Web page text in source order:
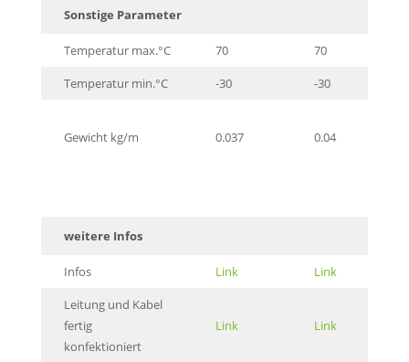
Sonstige Parameter
Temperatur max.°C 70
70
Temperatur min.°C
-30 -30
Gewicht kg/m 0.037 0.04
weitere Infos
Infos Link
Link
Leitung und Kabel
fertig
konfektioniert
Link Link